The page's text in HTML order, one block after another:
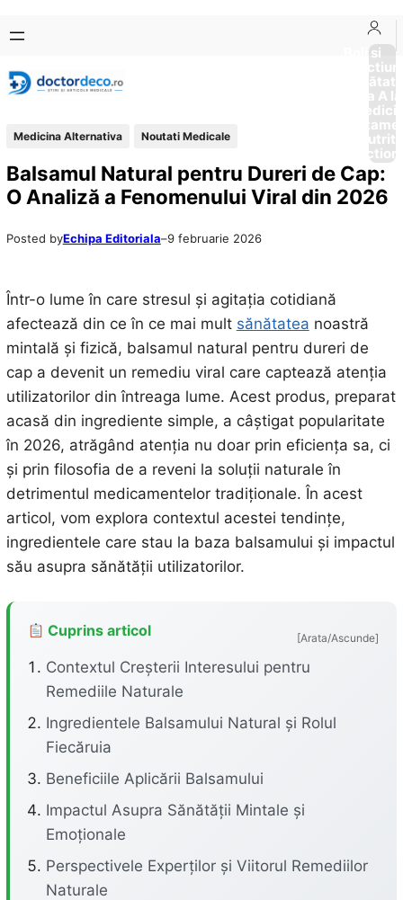
conținut
content
Boli si
Afectiuni
Sănătate
de la A
Medicina Alternativa Noutati Medicale
Balsamul Natural pentru Dureri de Cap:
O Analiză a Fenomenului Viral din 2026
Posted byEchipa Editoriala–9 februarie 2026
Într-o lume în care stresul și agitația cotidiană
afectează din ce în ce mai mult sănătatea noastră
mintală și fizică, balsamul natural pentru dureri de
cap a devenit un remediu viral care captează atenția
utilizatorilor din întreaga lume. Acest produs, preparat
acasă din ingrediente simple, a câștigat popularitate
în 2026, atrăgând atenția nu doar prin eficiența sa, ci
și prin filosofia de a reveni la soluții naturale în
detrimentul medicamentelor tradiționale. În acest
articol, vom explora contextul acestei tendințe,
ingredientele care stau la baza balsamului și impactul
său asupra sănătății utilizatorilor.
Cuprins articol [Arata/Ascunde]
Contextul Creșterii Interesului pentru
Remediile Naturale
Ingredientele Balsamului Natural și Rolul
Fiecăruia
Beneficiile Aplicării Balsamului
Impactul Asupra Sănătății Mintale și
Emoționale
Perspectivele Experților și Viitorul Remediilor
Naturale